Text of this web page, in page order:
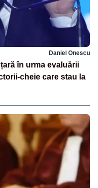
Daniel Onescu
în urma evaluării
cheie care stau la